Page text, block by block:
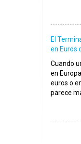
El
en Euros
Cuando
en
euros o
parece